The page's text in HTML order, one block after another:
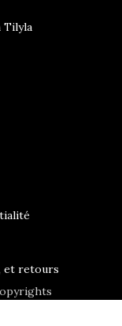
Tilyla
et retours